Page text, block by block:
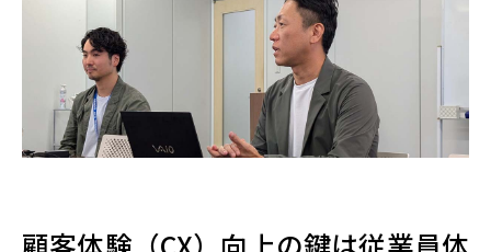
顧客体験（CX）向上の鍵は従業員体